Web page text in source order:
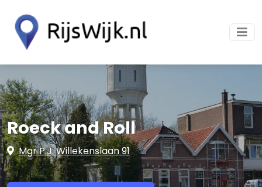
Roeck and Roll
Mgr P.J. Willekenslaan 91